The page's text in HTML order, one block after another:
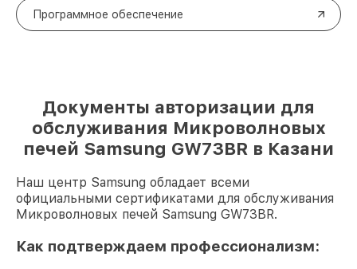
Программное обеспечение
Документы авторизации для
обслуживания Микроволновых
печей Samsung GW73BR в Казани
Наш центр Samsung обладает всеми
официальными сертификатами для обслуживания
Микроволновых печей Samsung GW73BR.
Как подтверждаем профессионализм: